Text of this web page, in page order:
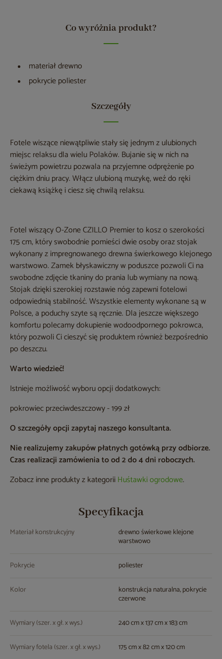
Co wyróżnia produkt?
materiał drewno
pokrycie poliester
Szczegóły
Fotele wiszące niewątpliwie stały się jednym z ulubionych
miejsc relaksu dla wielu Polaków. Bujanie się w nich na
świeżym powietrzu pozwala na przyjemne odprężenie po
ciężkim dniu pracy. Włącz ulubioną muzykę, weź do ręki
ciekawą książkę i ciesz się chwilą relaksu.
Fotel wiszący O-Zone CZILLO Premier to kosz o szerokości
175 cm, który swobodnie pomieści dwie osoby oraz stojak
wykonany z impregnowanego drewna świerkowego klejonego
warstwowo. Zamek błyskawiczny w poduszce pozwoli Ci na
swobodne zdjęcie tkaniny do prania lub wymiany na nową.
Stojak dzięki szerokiej rozstawie nóg zapewni fotelowi
odpowiednią stabilność. Wszystkie elementy wykonane są w
Polsce, a poduchy szyte są ręcznie. Dla jeszcze większego
komfortu polecamy dokupienie wodoodpornego pokrowca,
który pozwoli Ci cieszyć się produktem również bezpośrednio
po deszczu.
Warto wiedzieć!
Istnieje możliwość wyboru opcji dodatkowych:
pokrowiec przeciwdeszczowy - 199 zł
O szczegóły opcji zapytaj naszego konsultanta.
Nie realizujemy zakupów płatnych gotówką przy odbiorze.
Czas realizacji zamówienia to od 2 do 4 dni roboczych.
Zobacz inne produkty z kategoriiHuśtawki ogrodowe.
Specyfikacja
Materiał konstrukcyjny drewno świerkowe klejone
warstwowo
Pokrycie poliester
Kolor konstrukcja naturalna, pokrycie
czerwone
Wymiary (szer. x gł. x wys.) 240 cm x 137 cm x 183 cm
Wymiary fotela (szer. x gł. x wys.) 175 cm x 82 cm x 120 cm